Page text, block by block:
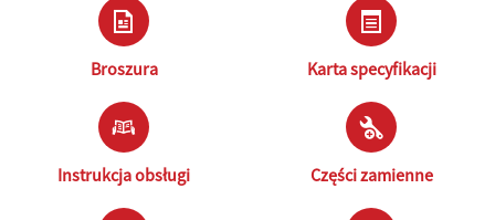
Broszura Karta specyfikacji
Instrukcja obsługi Części zamienne